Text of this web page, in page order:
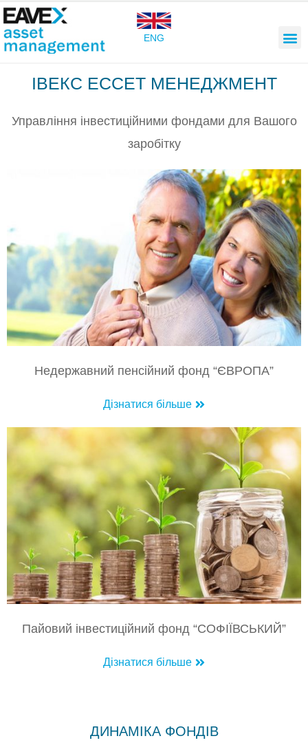
ENG
ІВЕКС ЕССЕТ МЕНЕДЖМЕНТ
Управління інвестиційними фондами для Вашого
заробітку
Недержавний пенсійний фонд “ЄВРОПА”
Дізнатися більше
Пайовий інвестиційний фонд “СОФІЇВСЬКИЙ”
Дізнатися більше
ДИНАМІКА ФОНДІВ